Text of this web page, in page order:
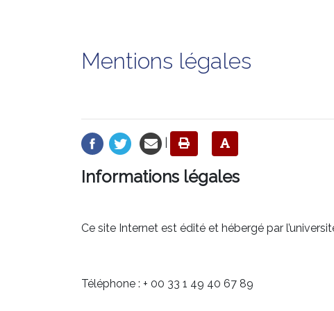
Mentions légales
Informations légales
Ce site Internet est édité et hébergé par
Téléphone : + 00 33 1 49 40 67 89